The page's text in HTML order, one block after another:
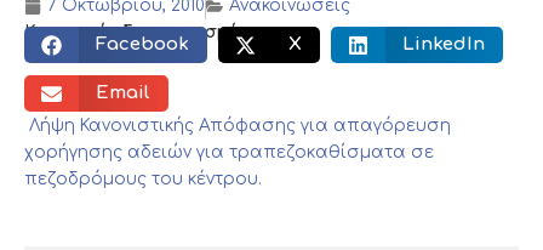
7 Οκτωβρίου, 2010
Ανακοινώσεις
Κοινωνικός διαμοιρασμός:
Facebook X LinkedIn
Email
Λήψη Κανονιστικής Απόφασης για απαγόρευση
χορήγησης αδειών για τραπεζοκαθίσματα σε
πεζοδρόμους του κέντρου.